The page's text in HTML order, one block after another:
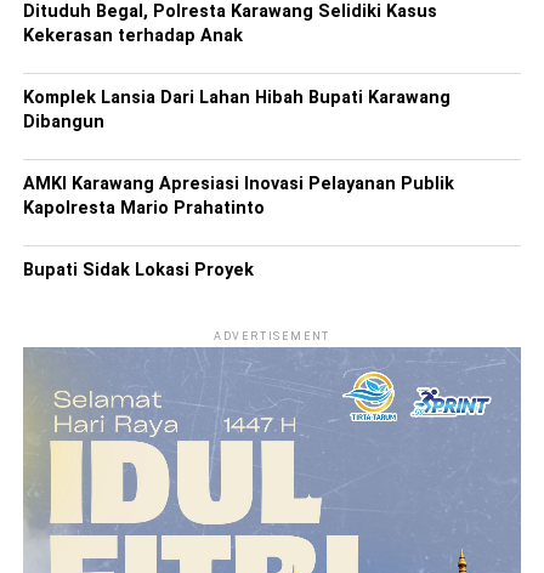
Dituduh Begal, Polresta Karawang Selidiki Kasus
Kekerasan terhadap Anak
Komplek Lansia Dari Lahan Hibah Bupati Karawang
Dibangun
AMKI Karawang Apresiasi Inovasi Pelayanan Publik
Kapolresta Mario Prahatinto
Bupati Sidak Lokasi Proyek
ADVERTISEMENT